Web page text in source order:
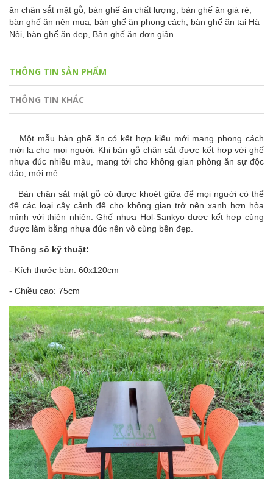
ăn chân sắt mặt gỗ, bàn ghế ăn chất lượng, bàn ghế ăn giá rẻ,
bàn ghế ăn nên mua, bàn ghế ăn phong cách, bàn ghế ăn tại Hà
Nội, bàn ghế ăn đẹp, Bàn ghế ăn đơn giản
THÔNG TIN SẢN PHẨM
THÔNG TIN KHÁC
Một mẫu bàn ghế ăn có kết hợp kiểu mới mang phong cách
mới lạ cho mọi người. Khi bàn gỗ chân sắt được kết hợp với ghế
nhựa đúc nhiều màu, mang tới cho không gian phòng ăn sự độc
đáo, mới mẻ.
Bàn chân sắt mặt gỗ có được khoét giữa để mọi người có thể
để các loại cây cảnh để cho không gian trở nên xanh hơn hòa
mình với thiên nhiên. Ghế nhựa Hol-Sankyo được kết hợp cùng
được làm bằng nhựa đúc nên vô cùng bền đẹp.
Thông số kỹ thuật:
- Kích thước bàn: 60x120cm
- Chiều cao: 75cm